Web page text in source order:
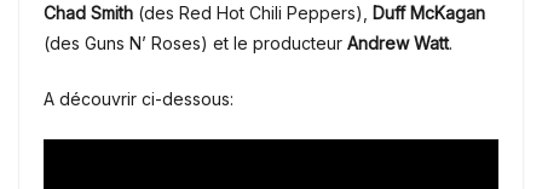
Chad Smith (des Red Hot Chili Peppers), Duff McKagan
(des Guns N’ Roses) et le producteur Andrew Watt.
A découvrir ci-dessous: